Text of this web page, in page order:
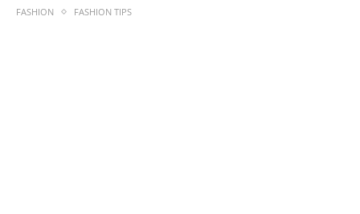
FASHION FASHION TIPS